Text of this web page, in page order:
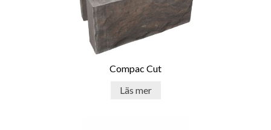
Compac Cut
Läs mer